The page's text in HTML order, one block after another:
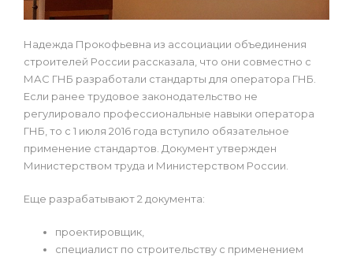
Надежда Прокофьевна из ассоциации объединения
строителей России рассказала, что они совместно с
МАС ГНБ разработали стандарты для оператора ГНБ.
Если ранее трудовое законодательство не
регулировало профессиональные навыки оператора
ГНБ, то с 1 июля 2016 года вступило обязательное
применение стандартов. Документ утвержден
Министерством труда и Министерством России.
Еще разрабатывают 2 документа:
проектировщик,
специалист по строительству с применением